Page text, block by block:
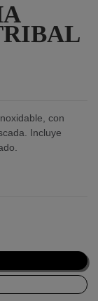
con
Incluye